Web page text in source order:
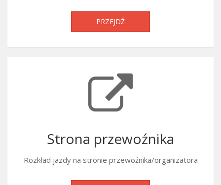
PRZEJDŹ
Strona przewoźnika
Rozkład jazdy na stronie przewoźnika/organizatora